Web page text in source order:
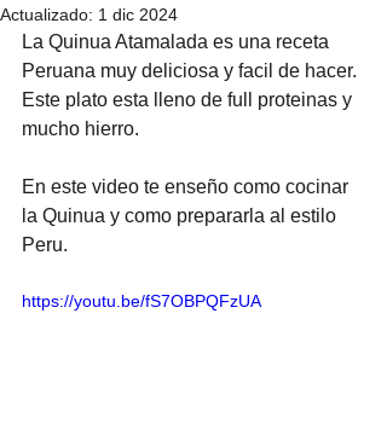
Actualizado: 1 dic 2024
La Quinua Atamalada es una receta
Peruana muy deliciosa y facil de hacer.
Este plato esta lleno de full proteinas y
mucho hierro.
En este video te enseño como cocinar
la Quinua y como prepararla al estilo
Peru.
https://youtu.be/fS7OBPQFzUA